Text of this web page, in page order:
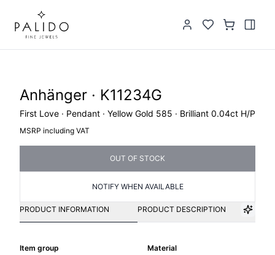
Anhänger · K11234G
First Love · Pendant · Yellow Gold 585 · Brilliant 0.04ct H/P
MSRP including VAT
OUT OF STOCK
NOTIFY WHEN AVAILABLE
PRODUCT INFORMATION PRODUCT DESCRIPTION
Item group
Material